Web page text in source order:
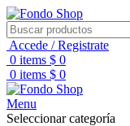
Accede / Registrate
0 items $ 0
0 items $ 0
Menu
Seleccionar categoría